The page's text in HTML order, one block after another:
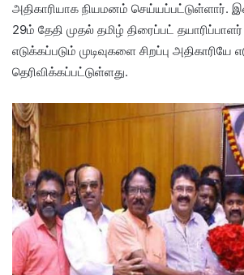
அதிகாரியாக நியமனம் செய்யப்பட்டுள்ளார்.
29ம் தேதி முதல் தமிழ் திரைப்பட்
எடுக்கப்படும் முடிவுகளை சிறப்பு அதிகாரியே
தெரிவிக்கப்பட்டுள்ளது.